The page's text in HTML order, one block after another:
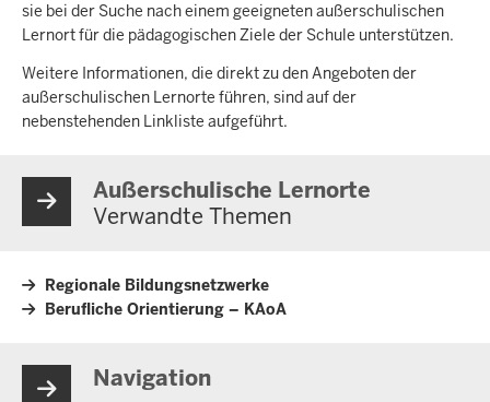
sie bei der Suche nach einem geeigneten außerschulischen
Lernort für die pädagogischen Ziele der Schule unterstützen.
Weitere Informationen, die direkt zu den Angeboten der
außerschulischen Lernorte führen, sind auf der
nebenstehenden Linkliste aufgeführt.
Außerschulische Lernorte
Verwandte Themen
Regionale Bildungsnetzwerke
Berufliche Orientierung – KAoA
Navigation